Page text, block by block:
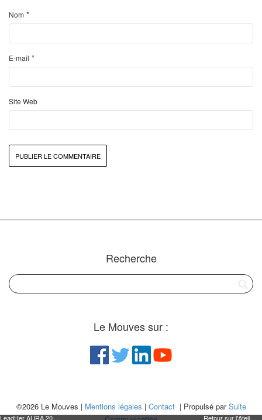
LeadHer AURA 2019 : Patricia Gros Retour sur l'Atelier "Ma Stratégie Digitale" LeadHer en AURA
Nom *
E-mail *
Site Web
Recherche
Le Mouves sur :
©2026 Le Mouves | Mentions légales | Contact| Propulsé parSuite